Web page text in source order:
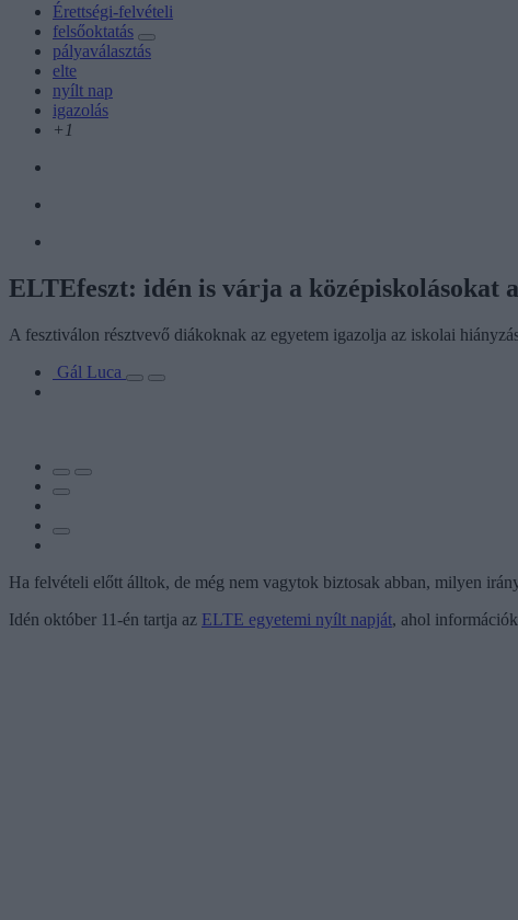
Érettségi-felvételi
felsőoktatás
pályaválasztás
elte
nyílt nap
igazolás
+1
ELTEfeszt: idén is várja a középiskolásokat
A fesztiválon résztvevő diákoknak az egyetem igazolja az iskolai
Gál Luca
Ha felvételi előtt álltok, de még nem vagytok biztosak abban, milyen
Idén október 11-én tartja az ELTE egyetemi nyílt napját, ahol